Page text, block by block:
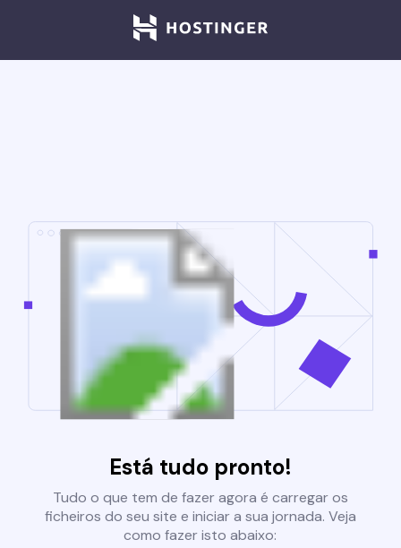
Está tudo pronto!
Tudo o que tem de fazer agora é carregar os
ficheiros do seu site e iniciar a sua jornada. Veja
como fazer isto abaixo: